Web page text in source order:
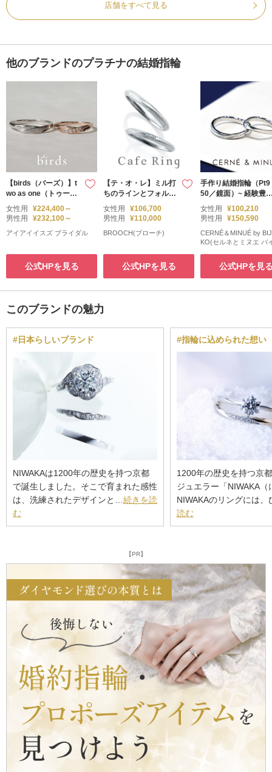
店舗をすべて見る
他のブランドのプラチナの結婚指輪
【birds（バーズ）】t
wo as one（トゥーア
ズワン）
女性用
¥224,400～
男性用
¥232,100～
アイアイイスズ ブライダル
公式HPを見る
【テ・オ・レ】ミル打
ちのラインとフォルム
にこだわった結婚指輪
女性用
¥106,700
男性用
¥110,000
BROOCH(ブローチ)
公式HPを見る
手作り結婚指輪（Pt9
50／鏡面）~ 経験豊
な職人がマンツーマ
でサポート ~
女性用
¥100,210
男性用
¥150,590
CERNÉ＆MINUÉ by
KO(セルネとミヌエ バ
公式HPを見
このブランドの魅力
#日本らしいブランド
NIWAKAは1200年の歴史を持つ京都
で誕生しました。そこで育まれた感性
は、洗練されたデザインと… 続きを読
む
#指輪に込められた想い
1200年の歴史を持つ京
ジュエラー「NIWAKA（
NIWAKAのリングには
読む
【PR】